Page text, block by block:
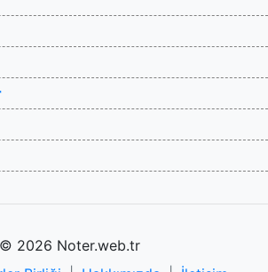
© 2026 Noter.web.tr